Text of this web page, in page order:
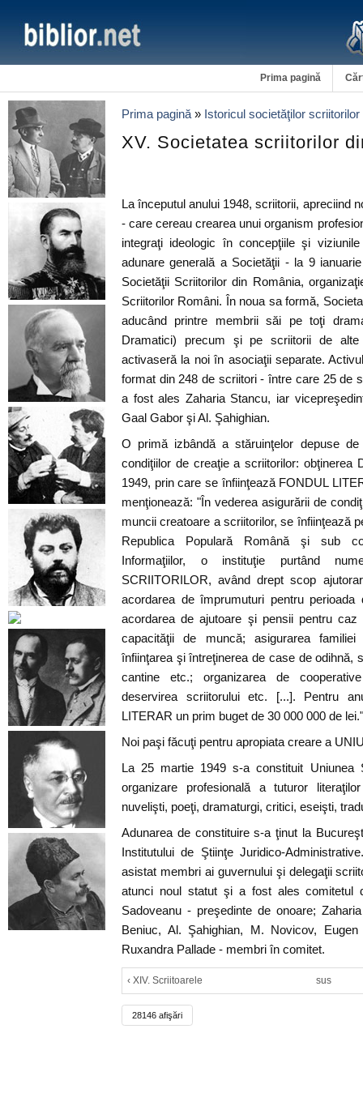
Prima pagină
Prima pagină » Istoricul societăţilor scriitorilor
XV. Societatea scriitorilor
La începutul anului 1948, scriitorii, apreciind
- care cereau crearea unui organism
integraţi ideologic în concepţiile şi
adunare generală a Societăţii - la 9
Societăţii Scriitorilor din România,
Scriitorilor Români. În noua sa formă,
aducând printre membrii săi pe toţi
Dramatici) precum şi pe scriitorii de alte
activaseră la noi în asociaţii separate.
format din 248 de scriitori - între care 25 de
a fost ales Zaharia Stancu, iar
Gaal Gabor şi Al. Şahighian.
O primă izbândă a stăruinţelor depuse de
condiţiilor de creaţie a scriitorilor: obţinerea
1949, prin care se înfiinţează FONDUL
menţionează: "În vederea asigurării de
muncii creatoare a scriitorilor, se înfiinţează
Republica Populară Română şi sub
Informaţiilor, o instituţie purtând
SCRIITORILOR, având drept scop
acordarea de împrumuturi pentru
acordarea de ajutoare şi pensii pentru caz
capacităţii de muncă; asigurarea
înfiinţarea şi întreţinerea de case de odihnă,
cantine etc.; organizarea de
deservirea scriitorului etc. [...]. Pentru
LITERAR un prim buget de 30 000 000 de lei."
Noi paşi făcuţi pentru apropiata creare a
La 25 martie 1949 s-a constituit Uniunea
organizare profesională a tuturor
nuvelişti, poeţi, dramaturgi, critici, eseişti,
Adunarea de constituire s-a ţinut la
Institutului de Ştiinţe Juridico-
asistat membri ai guvernului şi delegaţii
atunci noul statut şi a fost ales comitetul
Sadoveanu - preşedinte de onoare;
Beniuc, Al. Şahighian, M. Novicov, Eugen
Ruxandra Pallade - membri în comitet.
‹ XIV. Scriitoarele sus
28146 afişări